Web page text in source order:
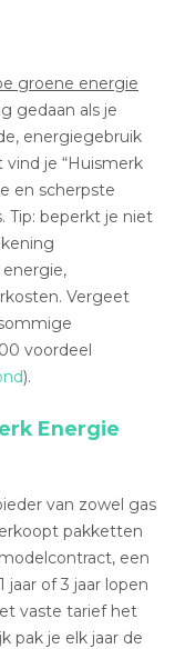
groene energie
gedaan als je
energiegebruik
je “Huismerk
en scherpste
Tip: beperkt je niet
Vergeet
voordeel
).
Energie
van zowel gas
pakketten
een
of 3 jaar lopen
vaste tarief het
pak je elk jaar de